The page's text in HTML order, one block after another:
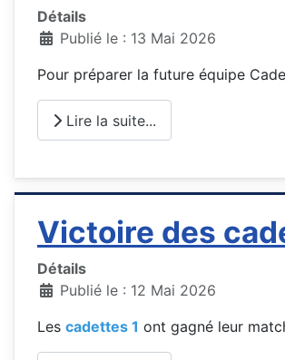
Détails
Publié le : 13 Mai 2026
Pour préparer la future équipe
Lire la suite...
Victoire des
Détails
Publié le : 12 Mai 2026
Les cadettes 1 ont gagné leur